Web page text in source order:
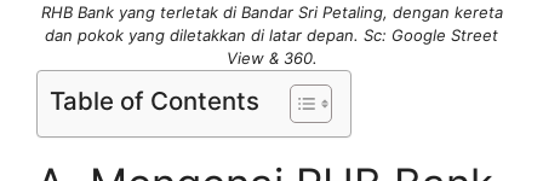
RHB Bank yang terletak di Bandar Sri Petaling, dengan kereta
dan pokok yang diletakkan di latar depan. Sc: Google Street
View & 360.
Table of Contents